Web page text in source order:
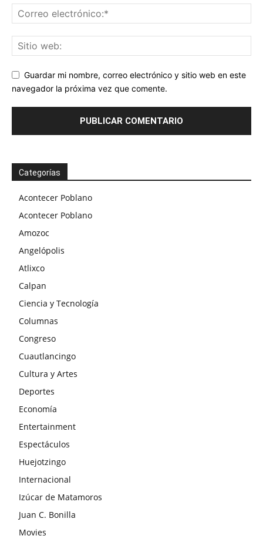
Guardar mi nombre, correo electrónico y sitio web en este
navegador la próxima vez que comente.
Categorías
Acontecer Poblano
Acontecer Poblano
Amozoc
Angelópolis
Atlixco
Calpan
Ciencia y Tecnología
Columnas
Congreso
Cuautlancingo
Cultura y Artes
Deportes
Economía
Entertainment
Espectáculos
Huejotzingo
Internacional
Izúcar de Matamoros
Juan C. Bonilla
Movies